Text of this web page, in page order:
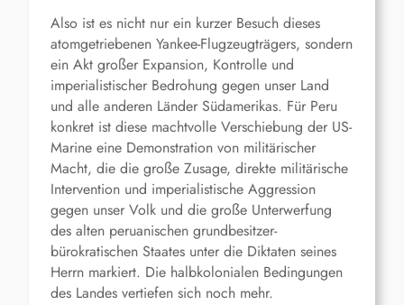
Also ist es nicht nur ein kurzer Besuch dieses
atomgetriebenen Yankee-Flugzeugträgers, sondern
ein Akt großer Expansion, Kontrolle und
imperialistischer Bedrohung gegen unser Land
und alle anderen Länder Südamerikas. Für Peru
konkret ist diese machtvolle Verschiebung der US-
Marine eine Demonstration von militärischer
Macht, die die große Zusage, direkte militärische
Intervention und imperialistische Aggression
gegen unser Volk und die große Unterwerfung
des alten peruanischen grundbesitzer-
bürokratischen Staates unter die Diktaten seines
Herrn markiert. Die halbkolonialen Bedingungen
des Landes vertiefen sich noch mehr.